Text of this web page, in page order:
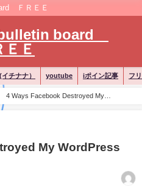
ＦＲＥＥ
board
ＥＥ
チナナ） youtube iポイン記事 フ
4 Ways Facebook Destroyed My
My WordPress